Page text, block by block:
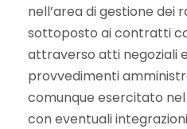
nell’area di gestione dei
sottoposto ai contratti
attraverso atti negoziali
provvedimenti
comunque esercitato
con eventuali